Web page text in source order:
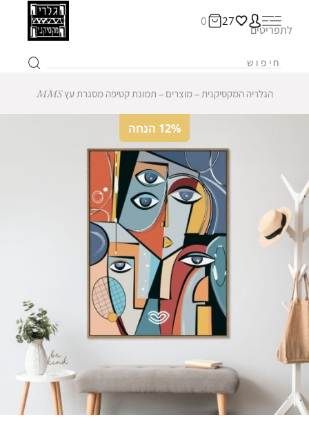
27
0
לתפריטים
הגלריה המקסיקנית ‒מוצרים ‒ תמונת קטיפה מסגרת עץ MMS
12% הנחה